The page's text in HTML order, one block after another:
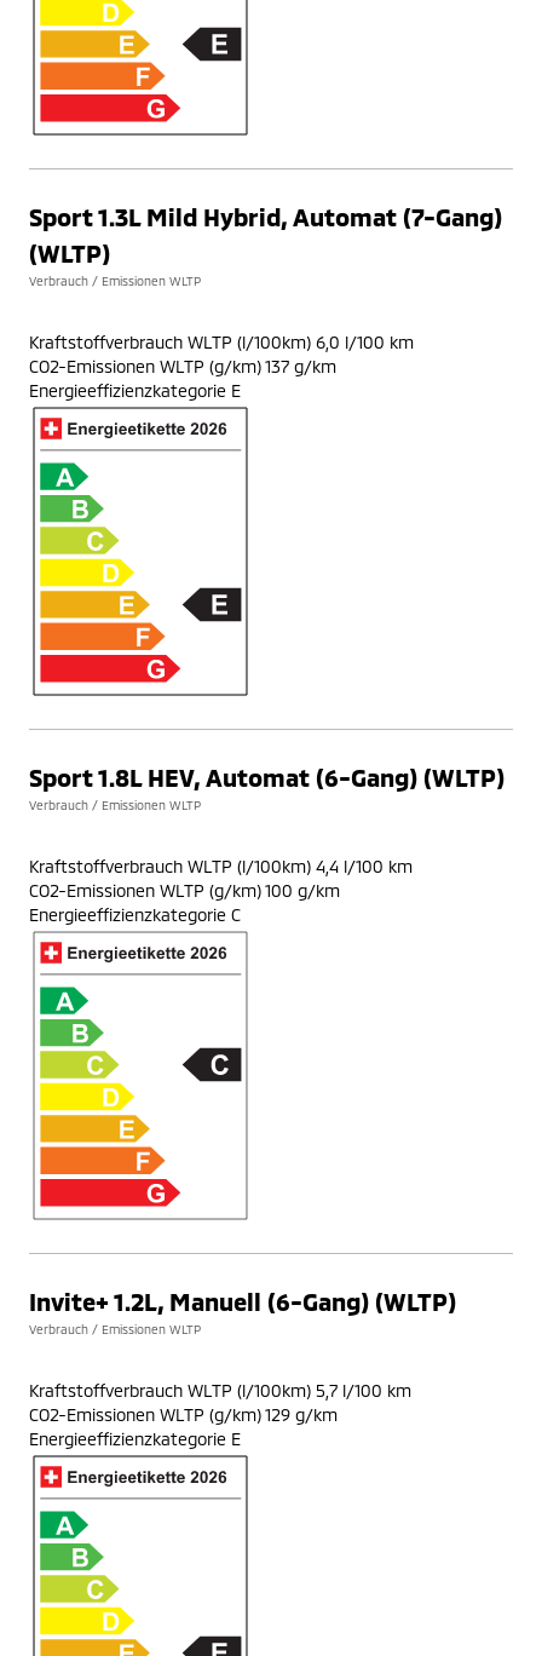
Sport 1.3L Mild Hybrid, Automat (7-Gang)
(WLTP)
Verbrauch / Emissionen WLTP
Kraftstoffverbrauch WLTP (l/100km) 6,0 l/100 km
CO2-Emissionen WLTP (g/km) 137 g/km
Energieeffizienzkategorie E
Sport 1.8L HEV, Automat (6-Gang) (WLTP)
Verbrauch / Emissionen WLTP
Kraftstoffverbrauch WLTP (l/100km) 4,4 l/100 km
CO2-Emissionen WLTP (g/km) 100 g/km
Energieeffizienzkategorie C
Invite+ 1.2L, Manuell (6-Gang) (WLTP)
Verbrauch / Emissionen WLTP
Kraftstoffverbrauch WLTP (l/100km) 5,7 l/100 km
CO2-Emissionen WLTP (g/km) 129 g/km
Energieeffizienzkategorie E